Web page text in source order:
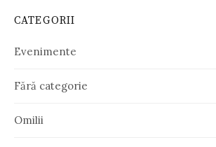
CATEGORII
Evenimente
Fără categorie
Omilii